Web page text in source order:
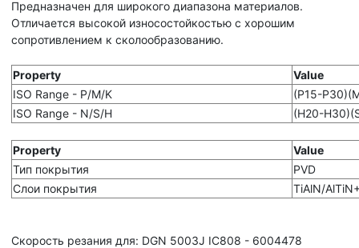
Предназначен для широкого диапазона материалов.
Отличается высокой износостойкостью с хорошим
сопротивлением к сколообразованию.
Property
Value
ISO Range - P/M/K
(P15-
ISO Range - N/S/H
(H20-
Property
Value
Тип покрытия
PVD
Слои покрытия
TiAlN/
Скорость резания для: DGN 5003J IC808 - 6004478